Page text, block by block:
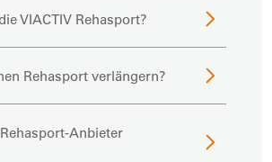
VIACTIV Rehasport?
Rehasport verlängern?
Anbieter